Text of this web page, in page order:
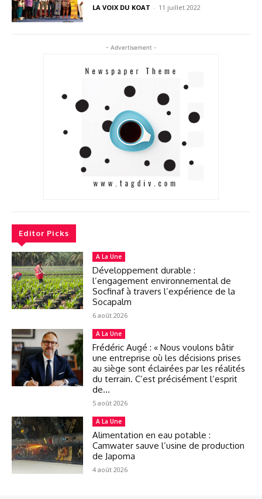
LA VOIX DU KOAT - 11 juillet 2022
- Advertisement -
Editor Picks
A La Une
Développement durable :
l’engagement environnemental de
Socfinaf à travers l’expérience de la
Socapalm
6 août 2026
A La Une
Frédéric Augé : « Nous voulons bâtir
une entreprise où les décisions prises
au siège sont éclairées par les réalités
du terrain. C’est précisément l’esprit
de...
5 août 2026
A La Une
Alimentation en eau potable :
Camwater sauve l’usine de production
de Japoma
4 août 2026